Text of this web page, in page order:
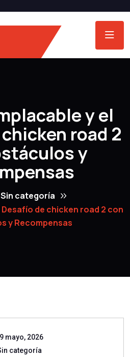
y el
road 2
y
Sin categoría
de chicken road 2 con
y Recompensas
mayo, 2026
categoría